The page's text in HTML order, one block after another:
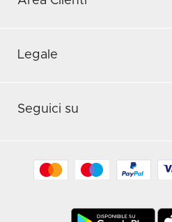
Legale
Seguici su